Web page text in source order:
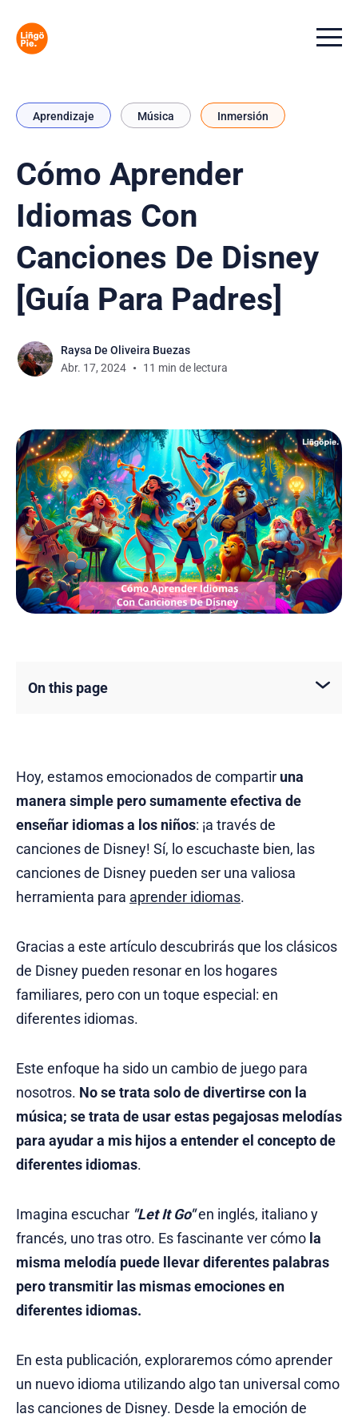
Menu
Aprendizaje Música Inmersión
Cómo Aprender
Idiomas Con
Canciones De Disney
[Guía Para Padres]
Raysa De Oliveira Buezas
Abr. 17, 2024
11 min de lectura
On this page
Hoy, estamos emocionados de compartir una
manera simple pero sumamente efectiva de
enseñar idiomas a los niños: ¡a través de
canciones de Disney! Sí, lo escuchaste bien, las
canciones de Disney pueden ser una valiosa
herramienta para aprender idiomas.
Gracias a este artículo descubrirás que los clásicos
de Disney pueden resonar en los hogares
familiares, pero con un toque especial: en
diferentes idiomas.
Este enfoque ha sido un cambio de juego para
nosotros. No se trata solo de divertirse con la
música; se trata de usar estas pegajosas melodías
para ayudar a mis hijos a entender el concepto de
diferentes idiomas.
Imagina escuchar "Let It Go"en inglés, italiano y
francés, uno tras otro. Es fascinante ver cómo la
misma melodía puede llevar diferentes palabras
pero transmitir las mismas emociones en
diferentes idiomas.
En esta publicación, exploraremos cómo aprender
un nuevo idioma utilizando algo tan universal como
las canciones de Disney. Desde la emoción de